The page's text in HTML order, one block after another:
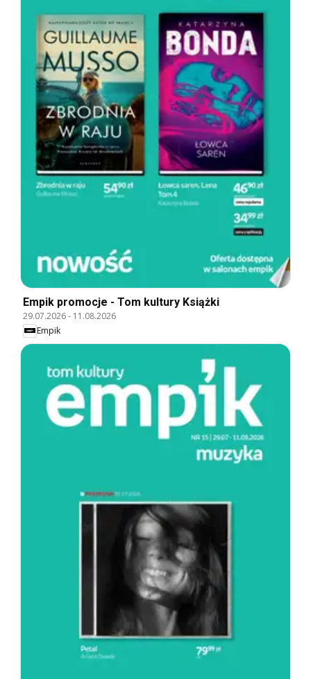
Empik promocje - Tom kultury Książki
29.07.2026- 11.08.2026
Empik